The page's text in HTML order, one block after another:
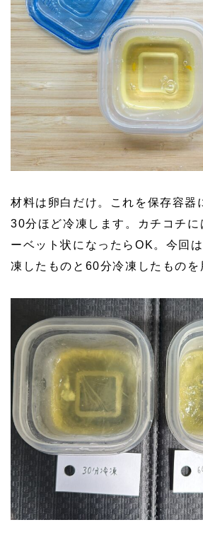
材料は卵白だけ。これを保存容器
30分ほど冷凍します。カチコチに
ーベット状になったらOK。今回
凍したものと60分冷凍したものを